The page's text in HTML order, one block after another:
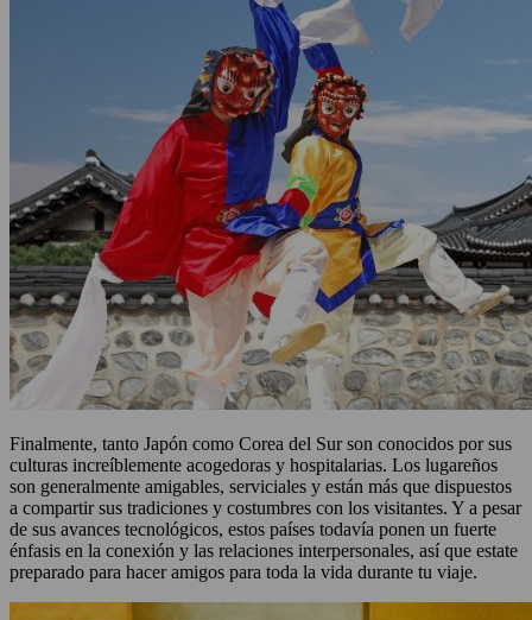
Finalmente, tanto Japón como Corea del Sur son conocidos por sus
culturas increíblemente acogedoras y hospitalarias. Los lugareños
son generalmente amigables, serviciales y están más que dispuestos
a compartir sus tradiciones y costumbres con los visitantes. Y a pesar
de sus avances tecnológicos, estos países todavía ponen un fuerte
énfasis en la conexión y las relaciones interpersonales, así que estate
preparado para hacer amigos para toda la vida durante tu viaje.